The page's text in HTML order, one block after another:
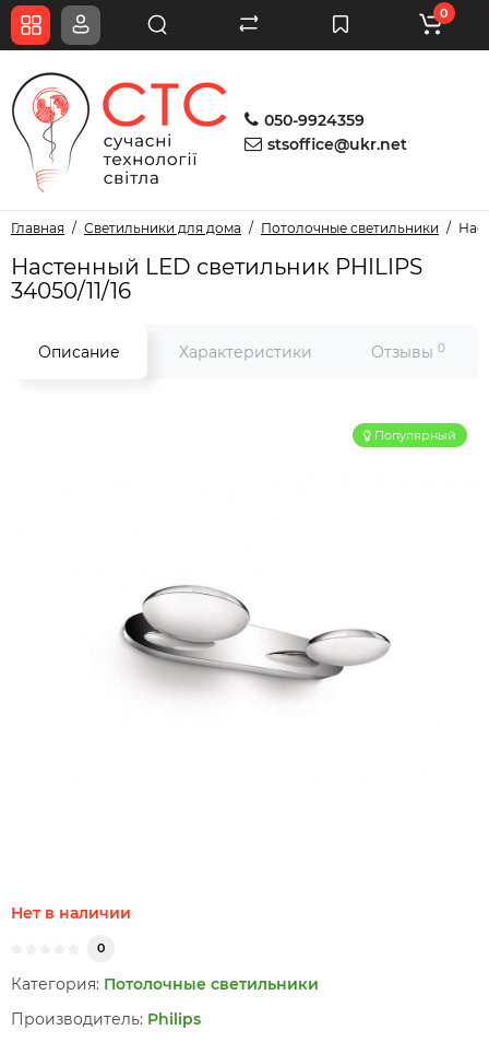
050-9924359
stsoffice@ukr.net
0
Главная Светильники для дома Потолочные светильники
Настенный LED светильник PHILIPS
34050/11/16
Описание Характеристики Отзывы 0
Популярный
Нет в наличии
0
Категория: Потолочные светильники
Производитель: Philips